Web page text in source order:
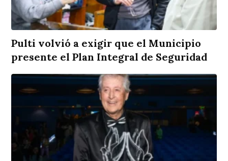
Pulti volvió a exigir que el Municipio
presente el Plan Integral de Seguridad